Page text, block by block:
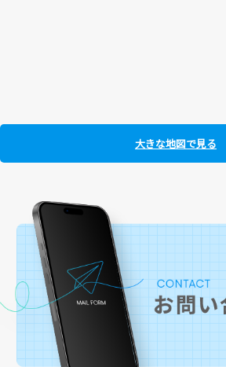
大きな地図で見る